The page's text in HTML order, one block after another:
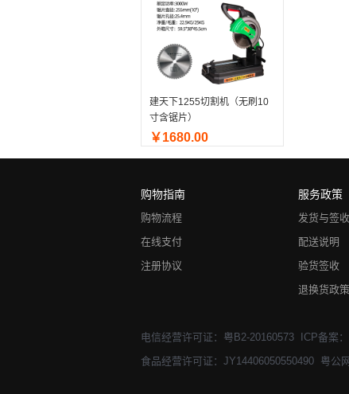
建天下1255切割机（无刷10
寸含锯片）
￥1680.00
购物指南
购物流程
在线支付
注册协议
服务政策
发货与签
配送说明
验货签收
退换货政策
电信经营许可证：粤B2-20160573 ICP备案
食品经营许可证：JY14406050550490 粤公